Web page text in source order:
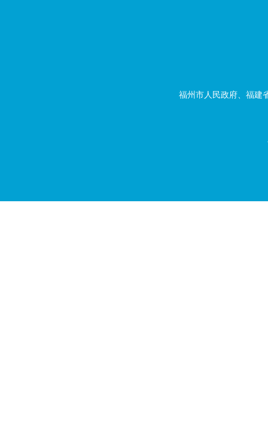
福州市人民政府、福建